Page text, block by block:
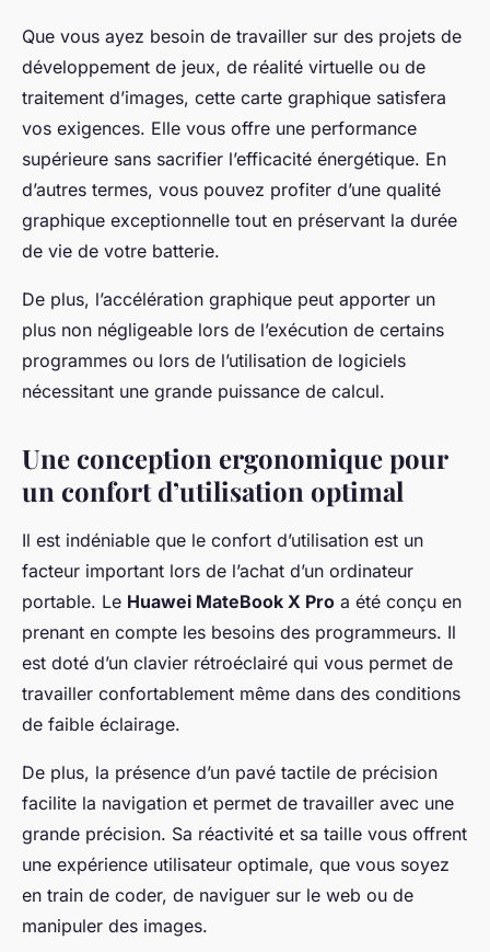
Que vous ayez besoin de travailler sur des projets de
développement de jeux, de réalité virtuelle ou de
traitement d’images, cette carte graphique satisfera
vos exigences. Elle vous offre une performance
supérieure sans sacrifier l’efficacité énergétique. En
d’autres termes, vous pouvez profiter d’une qualité
graphique exceptionnelle tout en préservant la durée
de vie de votre batterie.
De plus, l’accélération graphique peut apporter un
plus non négligeable lors de l’exécution de certains
programmes ou lors de l’utilisation de logiciels
nécessitant une grande puissance de calcul.
Une conception ergonomique pour
un confort d’utilisation optimal
Il est indéniable que le confort d’utilisation est un
facteur important lors de l’achat d’un ordinateur
portable. Le Huawei MateBook X Pro a été conçu en
prenant en compte les besoins des programmeurs. Il
est doté d’un clavier rétroéclairé qui vous permet de
travailler confortablement même dans des conditions
de faible éclairage.
De plus, la présence d’un pavé tactile de précision
facilite la navigation et permet de travailler avec une
grande précision. Sa réactivité et sa taille vous offrent
une expérience utilisateur optimale, que vous soyez
en train de coder, de naviguer sur le web ou de
manipuler des images.